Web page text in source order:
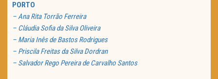
PORTO
– Ana Rita Torrão Ferreira
– Cláudia Sofia da Silva Oliveira
– Maria Inês de Bastos Rodrigues
– Priscila Freitas da Silva Dordran
– Salvador Rego Pereira de Carvalho Santos